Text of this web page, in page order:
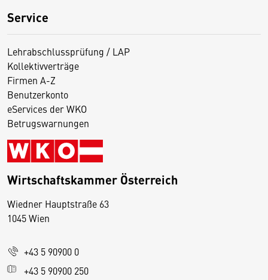
Service
Lehrabschlussprüfung / LAP
Kollektivverträge
Firmen A-Z
Benutzerkonto
eServices der WKO
Betrugswarnungen
Wirtschaftskammer Österreich
Wiedner Hauptstraße 63
1045 Wien
+43 5 90900 0
+43 5 90900 250
D
s
e